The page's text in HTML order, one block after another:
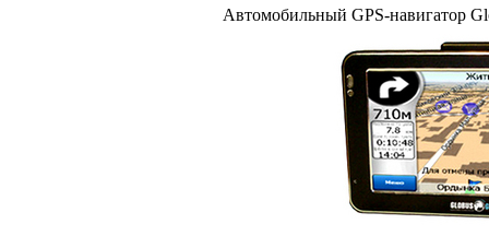
Автомобильный GPS-навигатор